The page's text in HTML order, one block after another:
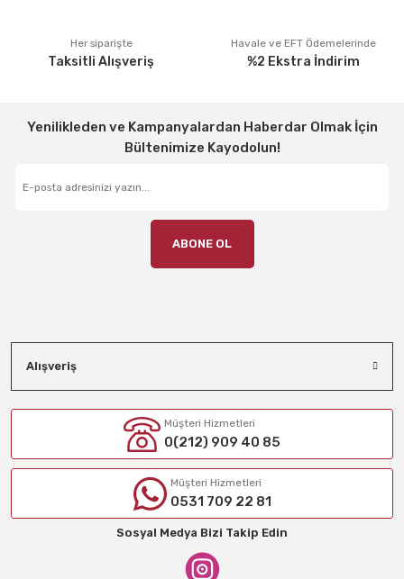
Her siparişte
Taksitli Alışveriş
Havale ve EFT Ödemelerinde
%2 Ekstra İndirim
Yenilikleden ve Kampanyalardan Haberdar Olmak İçin
Bültenimize Kayodolun!
ABONE OL
Alışveriş
Müşteri Hizmetleri
0(212) 909 40 85
Müşteri Hizmetleri
0531 709 22 81
Sosyal Medya Bizi Takip Edin